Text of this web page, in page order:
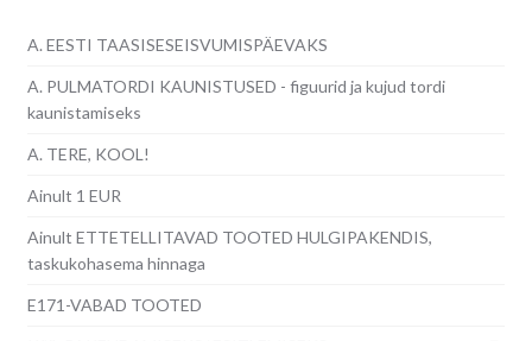
A. EESTI TAASISESEISVUMISPÄEVAKS
A. PULMATORDI KAUNISTUSED - figuurid ja kujud tordi
kaunistamiseks
A. TERE, KOOL!
Ainult 1 EUR
Ainult ETTETELLITAVAD TOOTED HULGIPAKENDIS,
taskukohasema hinnaga
E171-VABAD TOOTED